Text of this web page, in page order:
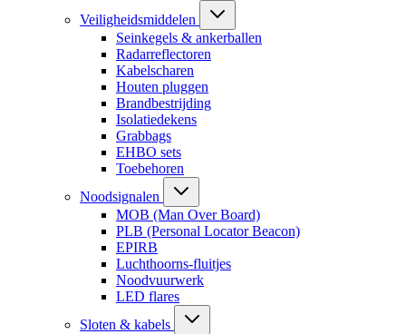
Veiligheidsmiddelen
Seinkegels & ankerballen
Radarreflectoren
Kabelscharen
Houten pluggen
Brandbestrijding
Isolatiedekens
Grabbags
EHBO sets
Toebehoren
Noodsignalen
MOB (Man Over Board)
PLB (Personal Locator Beacon)
EPIRB
Luchthoorns-fluitjes
Noodvuurwerk
LED flares
Sloten & kabels